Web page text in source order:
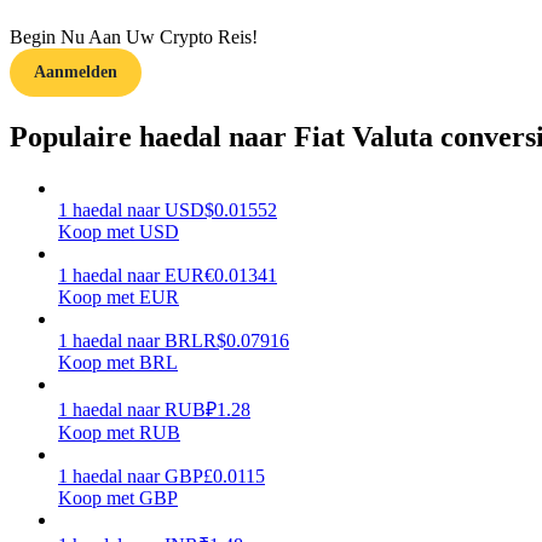
Gids
Futures-startgids
Handelsstrategieën
Begin Nu Aan Uw Crypto Reis!
Aanmelden
Populaire haedal naar Fiat Valuta
1 haedal naar USD$0.01552
Koop met USD
1 haedal naar EUR€0.01341
Koop met EUR
1 haedal naar BRLR$0.07916
Koop met BRL
1 haedal naar RUB₽1.28
Koop met RUB
1 haedal naar GBP£0.0115
Koop met GBP